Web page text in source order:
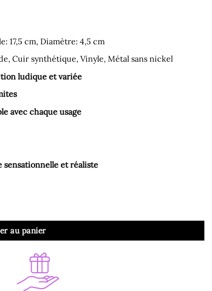
17,5 cm, Diamètre: 4,5 cm
Cuir synthétique, Vinyle, Métal sans nickel
ludique et variée
avec chaque usage
et réaliste
au panier